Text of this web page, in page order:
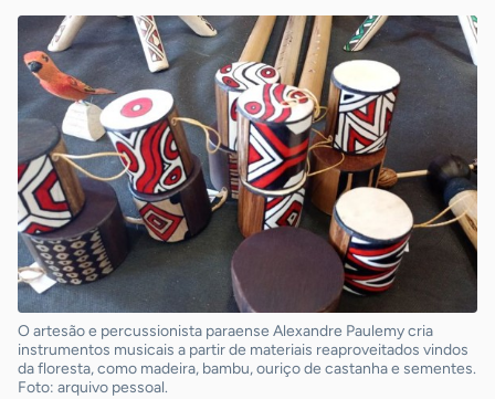
O artesão e percussionista paraense Alexandre Paulemy cria
instrumentos musicais a partir de materiais reaproveitados vindos
da floresta, como madeira, bambu, ouriço de castanha e sementes.
Foto: arquivo pessoal.